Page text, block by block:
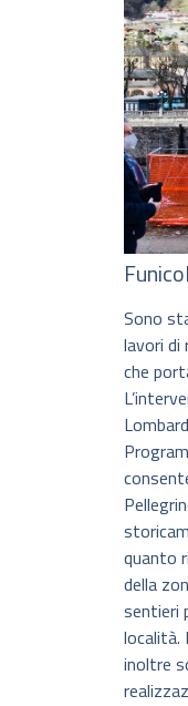
Sono
lavori di
che
quanto
della
sentieri
località.
inoltre